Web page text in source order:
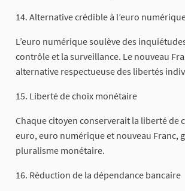
14. Alternative crédible à l’euro
L’euro numérique soulève des
contrôle et la surveillance. Le nouveau
alternative respectueuse des libertés
15. Liberté de choix monétaire
Chaque citoyen conserverait la liberté de
euro, euro numérique et nouveau Franc,
pluralisme monétaire.
16. Réduction de la dépendance bancaire